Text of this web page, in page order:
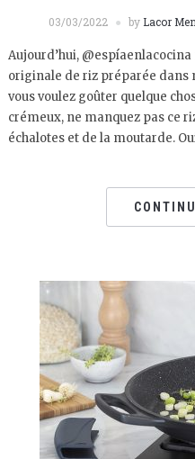
03/03/2022 by Lacor
Aujourd’hui,
originale de riz préparée dans
vous voulez goûter quelque
crémeux, ne manquez pas ce
échalotes et de la moutarde.